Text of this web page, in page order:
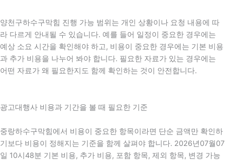
양천구하수구막힘 진행 가능 범위는 개인 상황이나 요청 내용에 따
라 다르게 안내될 수 있습니다. 예를 들어 일정이 중요한 경우에는
예상 소요 시간을 확인해야 하고, 비용이 중요한 경우에는 기본 비용
과 추가 비용을 나누어 봐야 합니다. 필요한 자료가 있는 경우에는
어떤 자료가 왜 필요한지도 함께 확인하는 것이 안전합니다.
광고대행사 비용과 기간을 볼 때 필요한 기준
중랑하수구막힘에서 비용이 중요한 항목이라면 단순 금액만 확인하
기보다 비용이 정해지는 기준을 함께 살펴야 합니다. 2026년07월07
일 10시48분 기본 비용, 추가 비용, 포함 항목, 제외 항목, 변경 가능